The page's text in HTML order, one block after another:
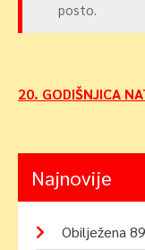
posto.
20. GODIŠNJICA
Najnovije
Obilježena